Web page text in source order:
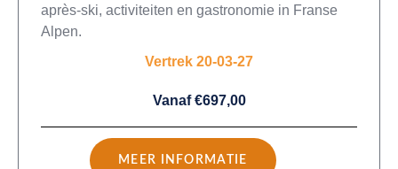
après-ski, activiteiten en gastronomie in Franse
Alpen.
Vertrek 20-03-27
Vanaf €697,00
MEER INFORMATIE